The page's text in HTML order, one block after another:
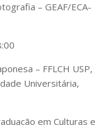
– GEAF/ECA-
– FFLCH USP,
Universitária,
em Culturas e